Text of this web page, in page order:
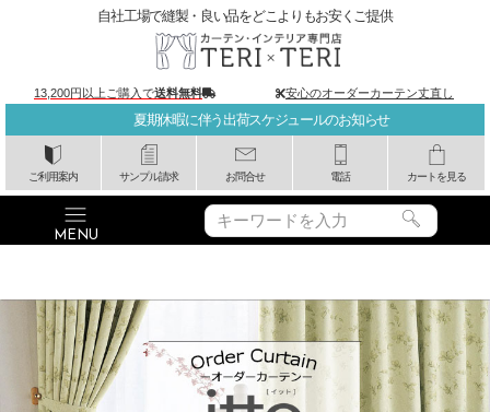
夏期休暇に伴う出荷スケジュールのお知らせ
ご利用案内 サンプル請求 お問合せ 電話 カートを見る
自社工場で縫製・良い品をどこよりもお安くご提供
13,200円以上ご購入で送料無料 安心のオーダーカーテン丈直し